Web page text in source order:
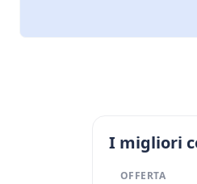
I migliori
OFFERTA